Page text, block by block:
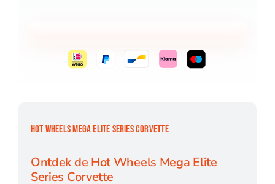
HOT WHEELS MEGA ELITE SERIES CORVETTE
Ontdek de Hot Wheels Mega Elite
Series Corvette